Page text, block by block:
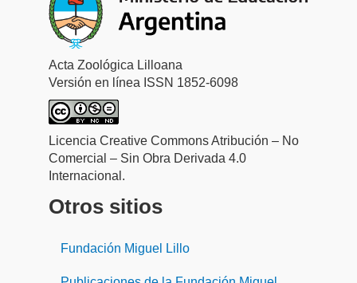
Acta Zoológica Lilloana
Versión en línea ISSN 1852-6098
Licencia Creative Commons Atribución – No
Comercial – Sin Obra Derivada 4.0
Internacional.
Otros sitios
Fundación Miguel Lillo